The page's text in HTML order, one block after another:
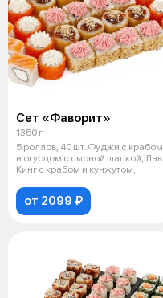
Сет «Фаворит»
1350 г
5 роллов, 40 шт. Фуджи с крабом
и огурцом с сырной шапкой, Лава
Кинг с крабом и кунжутом,
от 2099 ₽